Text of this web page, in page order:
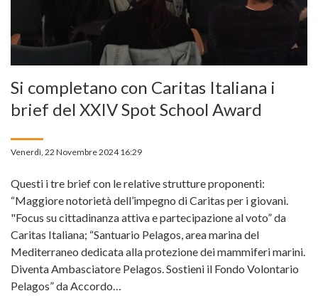
Si completano con Caritas Italiana i
brief del XXIV Spot School Award
Venerdì, 22 Novembre 2024 16:29
Questi i tre brief con le relative strutture proponenti:
“Maggiore notorietà dell’impegno di Caritas per i giovani.
"Focus su cittadinanza attiva e partecipazione al voto” da
Caritas Italiana; “Santuario Pelagos, area marina del
Mediterraneo dedicata alla protezione dei mammiferi marini.
Diventa Ambasciatore Pelagos. Sostieni il Fondo Volontario
Pelagos” da Accordo…